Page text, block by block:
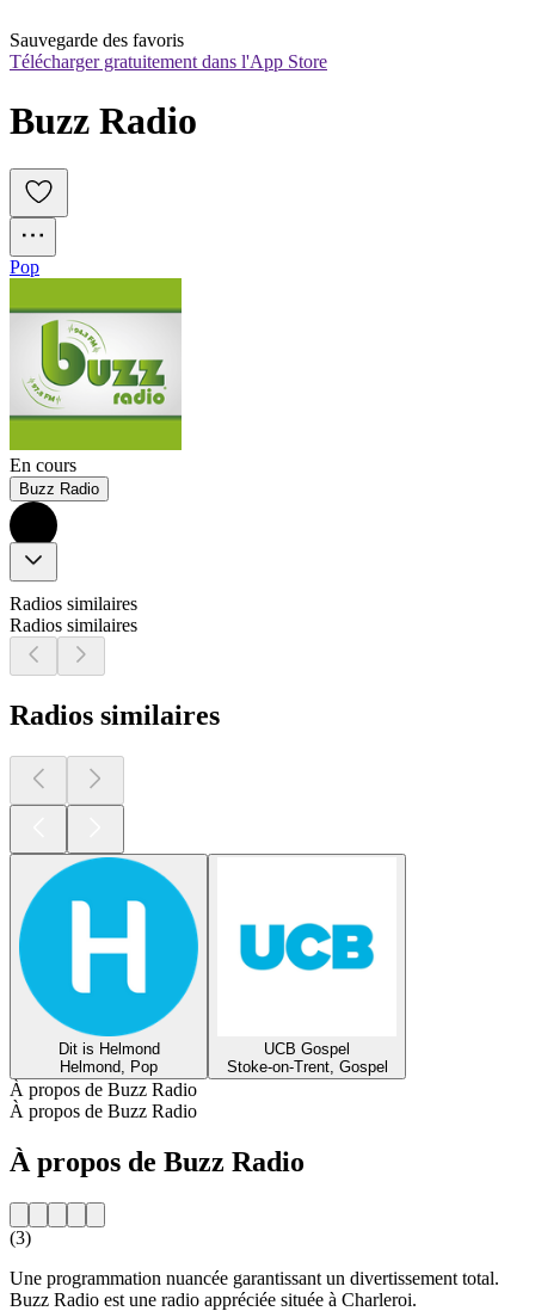
Sauvegarde des favoris
Télécharger gratuitement dans l'App Store
Buzz Radio
Pop
En cours
Buzz Radio
Radios similaires
Radios similaires
Radios similaires
Dit is Helmond
Helmond, Pop
UCB Gospel
Stoke-on-Trent, Gospel
À propos de Buzz Radio
À propos de Buzz Radio
À propos de Buzz Radio
(3)
Une programmation nuancée garantissant un divertissement total.
Buzz Radio est une radio appréciée située à Charleroi.